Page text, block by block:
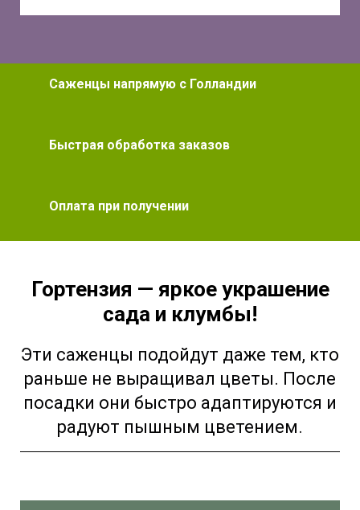
Саженцы напрямую с Голландии
Быстрая обработка заказов
Оплата при получении
Гортензия — яркое украшение
сада и клумбы!
Эти саженцы подойдут даже тем, кто
раньше не выращивал цветы. После
посадки они быстро адаптируются и
радуют пышным цветением.